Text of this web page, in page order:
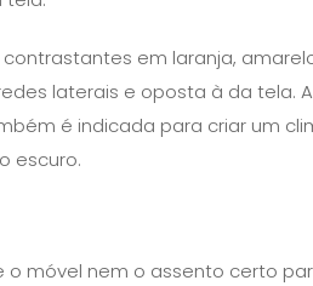
em laranja,
laterais e oposta à da tela.
é indicada para criar um
escuro.
o móvel nem o assento certo